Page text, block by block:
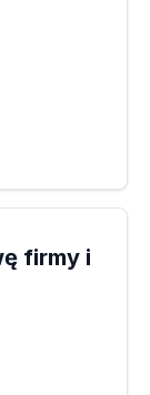
firmy i